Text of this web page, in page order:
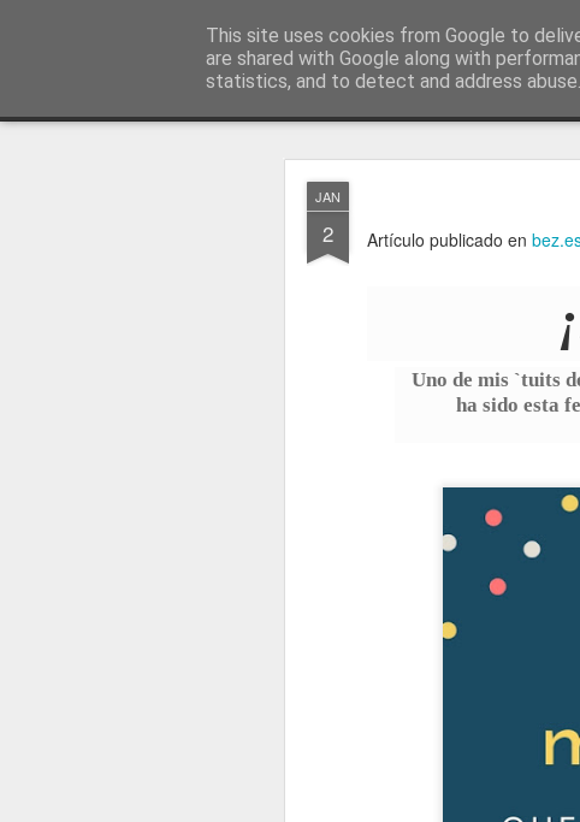
JAN
2 Artículo publicado en
Uno de mis `tuits
ha sido esta
This site uses cookies from Google to
are shared with Google along with
statistics, and to detect and address abuse.
menos tecnología y más pedagogía
En 2022 publiqué un total de
Los Reyes